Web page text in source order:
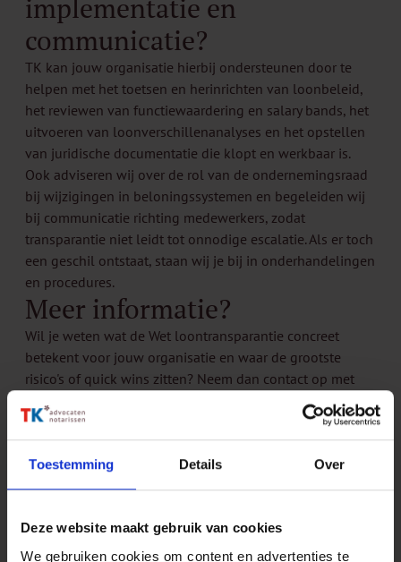
Toestemming Details Over
Deze website maakt gebruik van cookies
We gebruiken cookies om content en advertenties te
implementatie en
communicatie?
TK kan jouw organisatie hierbij ondersteunen door te
helpen met het toetsen en herinrichten van loonbeleid,
het reviewen van functiewaardering en salary bands, het
uitvoeren van loonverschillenanalyses en het opstellen
van juridische documentatie die klopt en werkbaar is.
Ook adviseren wij over de rol van de ondernemingsraad
bij wijzigingen in beloningssystemen en begeleiden wij
bij communicatie richting medewerkers, zodat
transparantie niet leidt tot onnodige escalatie. Als er toch
een geschil ontstaat, staan wij je bij in onderhandelingen
en procedures.
Meer informatie?
Wil je weten wat de Wet loontransparantie concreet
betekent voor jouw organisatie en waar de grootste
risico's of quick wins zitten? Neem dan contact op met
voor een gerichte scan en
een praktisch implementatieplan.
Deel via e-mail
Deel via LinkedIn
Deel via WhatsApp